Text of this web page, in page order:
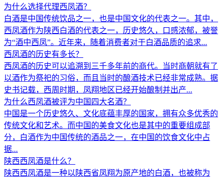
为什么选择代理西凤酒？
白酒是中国传统饮品之一，也是中国文化的代表之一。其中，
西凤酒作为陕西白酒的代表之一，历史悠久，口感浓郁，被誉
为“酒中西凤”。近年来，随着消费者对于白酒品质的追求...
西凤酒的历史有多长？
西凤酒的历史可以追溯到三千多年前的商代。当时商朝就有了
以酒作为祭祀的习俗，而且当时的酿酒技术已经非常成熟。据
史书记载，西周时期，凤翔地区已经开始酿制并出产...
为什么西凤酒被评为中国四大名酒？
中国是一个历史悠久、文化底蕴丰厚的国家，拥有众多优秀的
传统文化和艺术。而中国的美食文化也是其中的重要组成部
分，白酒作为中国传统的酒品之一，在中国的饮食文化中占
据...
陕西西凤酒是什么？
陕西西凤酒是一种以陕西省凤翔为原产地的白酒，也被称为